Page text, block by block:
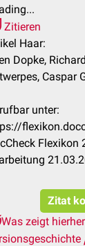
Zitieren
Haar:
Dopke,
Caspar
unter:
Flexikon
Zitat
Was zeigt hierher